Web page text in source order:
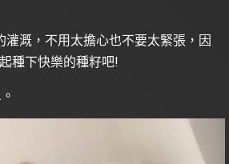
溉，不用太擔心也不要太緊張，因
種下快樂的種籽吧!